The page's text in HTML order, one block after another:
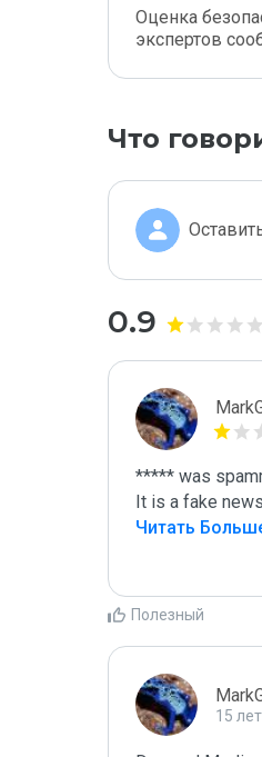
Оценка
экспертов
Что
0.9
***** was
It is a fake
Читать
Полезный
15